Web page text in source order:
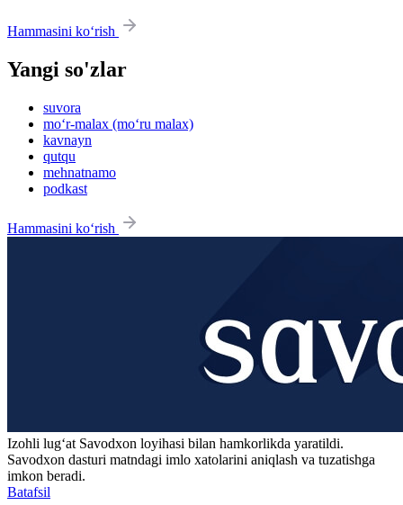
Hammasini ko‘rish
Yangi so'zlar
suvora
mo‘r-malax (mo‘ru malax)
kavnayn
qutqu
mehnatnamo
podkast
Hammasini ko‘rish
Izohli lugʻat Savodxon loyihasi bilan hamkorlikda yaratildi.
Savodxon dasturi matndagi imlo xatolarini aniqlash va tuzatishga
imkon beradi.
Batafsil